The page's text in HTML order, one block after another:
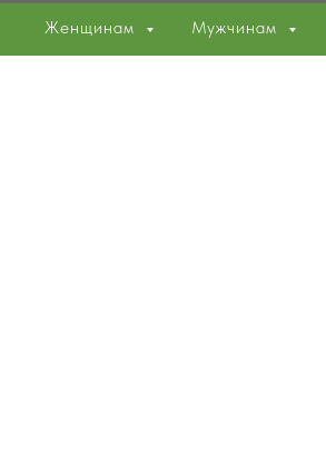
Женщинам Мужчинам